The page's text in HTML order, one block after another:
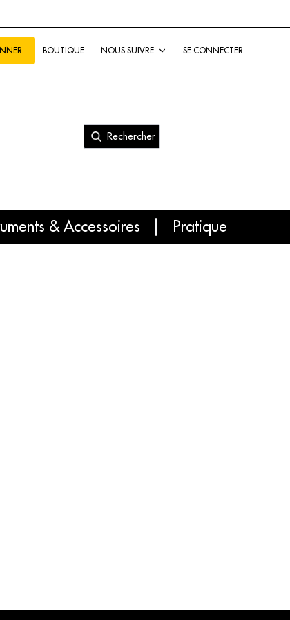
BOUTIQUE NOUS SUIVRE SE CONNECTER
Rechercher
& Accessoires Pratique